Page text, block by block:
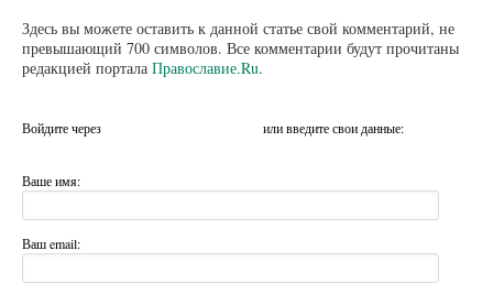
Здесь вы можете оставить к данной статье свой комментарий, не
превышающий 700 символов. Все комментарии будут прочитаны
редакцией портала Православие.Ru.
Войдите через или введите свои данные:
Ваше имя:
Ваш email: